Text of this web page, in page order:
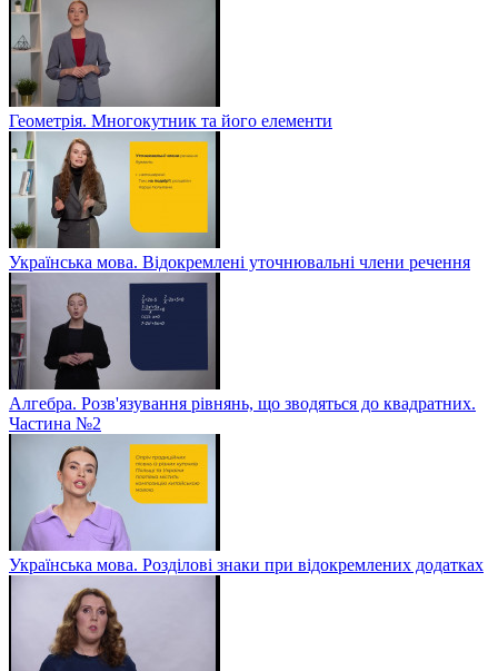
Геометрія. Многокутник та його елементи
Українська мова. Відокремлені уточнювальні члени речення
Алгебра. Розв'язування рівнянь, що зводяться до квадратних.
Частина №2
Українська мова. Розділові знаки при відокремлених додатках